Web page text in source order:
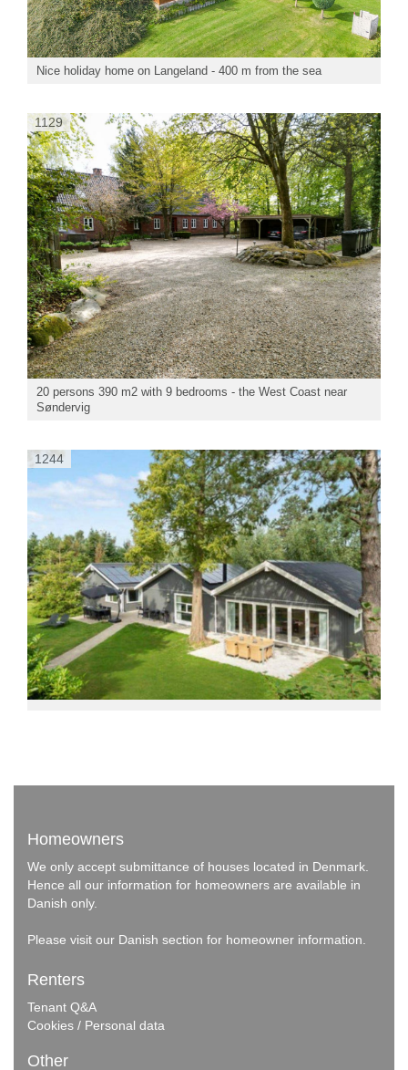
Nice holiday home on Langeland - 400 m from the sea
1129
20 persons 390 m2 with 9 bedrooms - the West Coast near
Søndervig
1244
Homeowners
We only accept submittance of houses located in Denmark.
Hence all our information for homeowners are available in
Danish only.
Please visit our Danish section for homeowner information.
Renters
Tenant Q&A
Cookies / Personal data
Other